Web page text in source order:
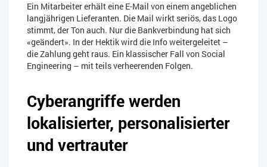
Ein Mitarbeiter erhält eine E-Mail von einem angeblichen
langjährigen Lieferanten. Die Mail wirkt seriös, das Logo
stimmt, der Ton auch. Nur die Bankverbindung hat sich
«geändert». In der Hektik wird die Info weitergeleitet –
die Zahlung geht raus. Ein klassischer Fall von Social
Engineering – mit teils verheerenden Folgen.
Cyberangriffe werden
lokalisierter, personalisierter
und vertrauter